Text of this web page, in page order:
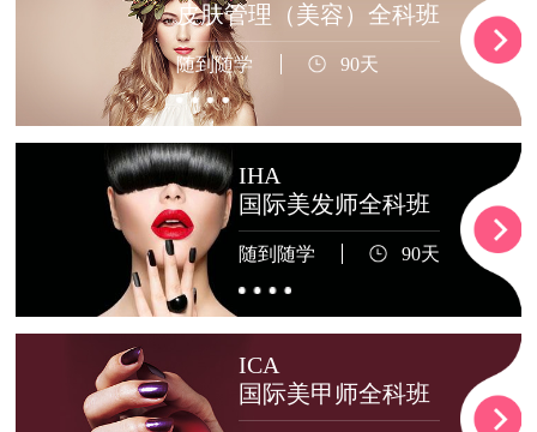
皮肤管理（美容）全科班
随到随学 90天
IHA
国际美发师全科班
随到随学 90天
ICA
国际美甲师全科班